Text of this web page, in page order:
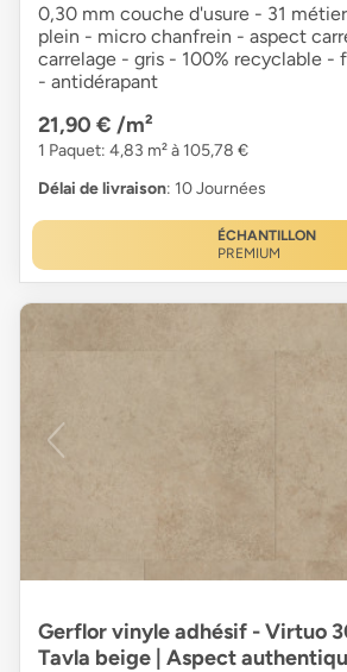
0,30 mm couche d'usure - 31
plein - micro chanfrein - aspect
carrelage - gris - 100% recyclable -
- antidérapant
21,90 € /m²
1 Paquet: 4,83 m² à 105,78 €
Délai de livraison: 10 Journées
ÉCHANTILLON
PREMIUM
Gerflor vinyle adhésif - Virtuo
Tavla beige | Aspect